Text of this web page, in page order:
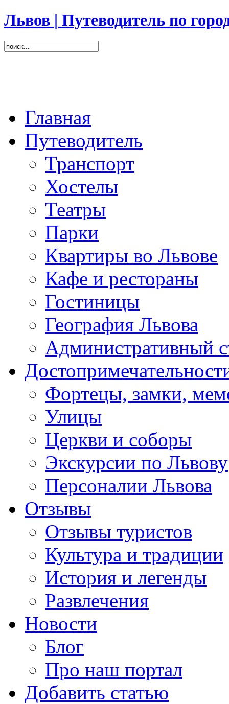
Львов | Путеводитель по
Главная
Путеводитель
Транспорт
Хостелы
Театры
Парки
Квартиры во Львове
Кафе и рестораны
Гостиницы
География Львова
Административный
Фортецы, замки,
Улицы
Церкви и соборы
Экскурсии по Львову
Персоналии Львова
Отзывы
Отзывы туристов
Культура и традиции
История и легенды
Развлечения
Новости
Блог
Про наш портал
Добавить статью